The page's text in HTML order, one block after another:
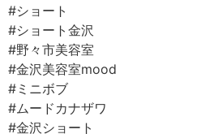
#ショート
#ショート金沢
#野々市美容室⠀
#金沢美容室mood ⠀
#ミニボブ⠀
#ムードカナザワ⠀
#金沢ショート